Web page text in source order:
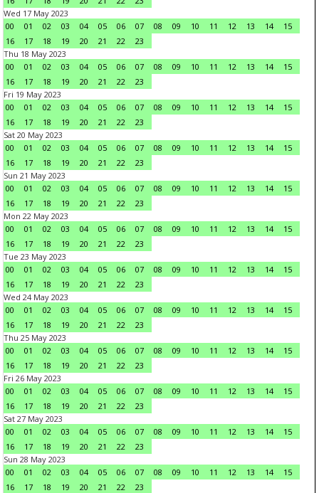
Wed 17 May 2023
00
01 02 03 04 05 06 07 08 09 10 11 12 13 14
15
16
17 18 19 20 21 22
23
Thu 18 May 2023
00
01 02 03 04 05 06 07 08 09 10 11 12 13 14
15
16
17 18 19 20 21 22
23
Fri 19 May 2023
00
01 02 03 04 05 06 07 08 09 10 11 12 13 14
15
16
17 18 19 20 21 22
23
Sat 20 May 2023
00
01 02 03 04 05 06 07 08 09 10 11 12 13 14
15
16
17 18 19 20 21 22
23
Sun 21 May 2023
00
01 02 03 04 05 06 07 08 09 10 11 12 13 14
15
16
17 18 19 20 21 22
23
Mon 22 May 2023
00
01 02 03 04 05 06 07 08 09 10 11 12 13 14
15
16
17 18 19 20 21 22
23
Tue 23 May 2023
00
01 02 03 04 05 06 07 08 09 10 11 12 13 14
15
16
17 18 19 20 21 22
23
Wed 24 May 2023
00
01 02 03 04 05 06 07 08 09 10 11 12 13 14
15
16
17 18 19 20 21 22
23
Thu 25 May 2023
00
01 02 03 04 05 06 07 08 09 10 11 12 13 14
15
16
17 18 19 20 21 22
23
Fri 26 May 2023
00
01 02 03 04 05 06 07 08 09 10 11 12 13 14
15
16
17 18 19 20 21 22
23
Sat 27 May 2023
00
01 02 03 04 05 06 07 08 09 10 11 12 13 14
15
16
17 18 19 20 21 22
23
Sun 28 May 2023
00
01 02 03 04 05 06 07 08 09 10 11 12 13 14
15
16
17 18 19 20 21 22
23